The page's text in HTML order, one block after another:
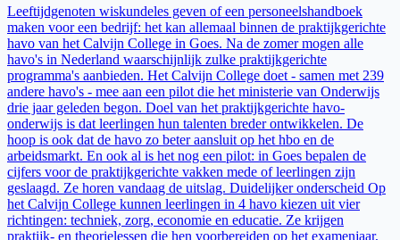
Leeftijdgenoten wiskundeles geven of een personeelshandboek
maken voor een bedrijf: het kan allemaal binnen de praktijkgerichte
havo van het Calvijn College in Goes. Na de zomer mogen alle
havo's in Nederland waarschijnlijk zulke praktijkgerichte
programma's aanbieden. Het Calvijn College doet - samen met 239
andere havo's - mee aan een pilot die het ministerie van Onderwijs
drie jaar geleden begon. Doel van het praktijkgerichte havo-
onderwijs is dat leerlingen hun talenten breder ontwikkelen. De
hoop is ook dat de havo zo beter aansluit op het hbo en de
arbeidsmarkt. En ook al is het nog een pilot: in Goes bepalen de
cijfers voor de praktijkgerichte vakken mede of leerlingen zijn
geslaagd. Ze horen vandaag de uitslag. Duidelijker onderscheid Op
het Calvijn College kunnen leerlingen in 4 havo kiezen uit vier
richtingen: techniek, zorg, economie en educatie. Ze krijgen
praktijk- en theorielessen die hen voorbereiden op het examenjaar,